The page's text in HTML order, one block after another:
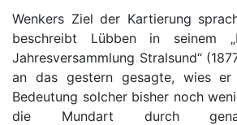
Wenkers Ziel der Kartierung
beschreibt Lübben in seinem
Jahresversammlung Stralsund“
an das gestern gesagte, wies
Bedeutung solcher bisher noch
die Mundart durch